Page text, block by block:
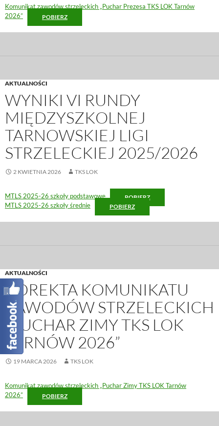
Komunikat zawodów strzeleckich „Puchar Prezesa TKS LOK Tarnów
2026”
POBIERZ
AKTUALNOŚCI
WYNIKI VI RUNDY
MIĘDZYSZKOLNEJ
TARNOWSKIEJ LIGI
STRZELECKIEJ 2025/2026
2 KWIETNIA 2026 TKS LOK
MTLS 2025-26 szkoły podstawowe POBIERZ
MTLS 2025-26 szkoły średnie POBIERZ
AKTUALNOŚCI
KOREKTA KOMUNIKATU
ZAWODÓW STRZELECKICH
„PUCHAR ZIMY TKS LOK
TARNÓW 2026”
19 MARCA 2026 TKS LOK
Komunikat zawodów strzeleckich „Puchar Zimy TKS LOK Tarnów
2026”
POBIERZ